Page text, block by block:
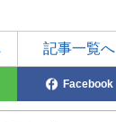
記事一覧へ
Facebook